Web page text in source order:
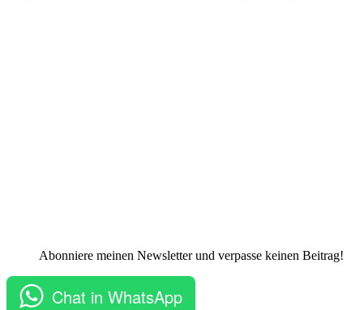
Abonniere meinen Newsletter und verpasse keinen Beitrag!
Chat in WhatsApp